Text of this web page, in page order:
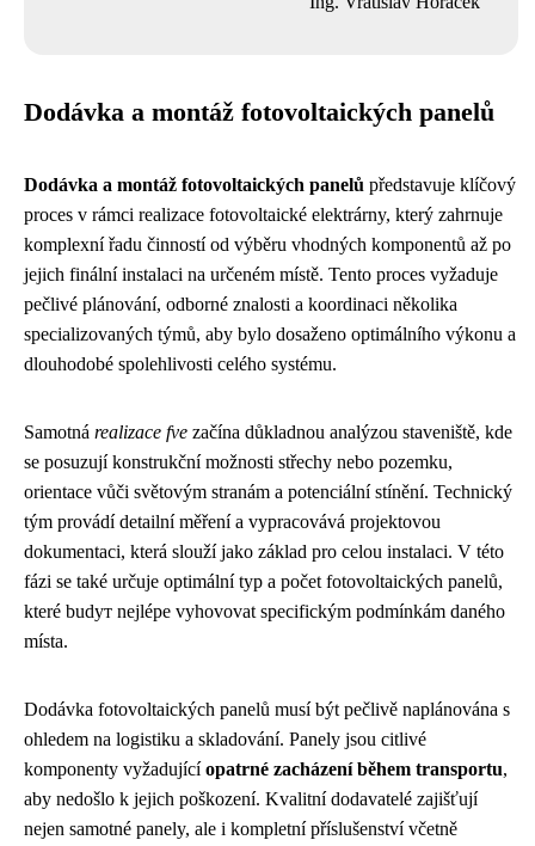
Dodávka a montáž fotovoltaických panelů
Dodávka a montáž fotovoltaických panelů představuje klíčový
proces v rámci realizace fotovoltaické elektrárny, který zahrnuje
komplexní řadu činností od výběru vhodných komponentů až po
jejich finální instalaci na určeném místě. Tento proces vyžaduje
pečlivé plánování, odborné znalosti a koordinaci několika
specializovaných týmů, aby bylo dosaženo optimálního výkonu a
dlouhodobé spolehlivosti celého systému.
Samotná realizace fve začína důkladnou analýzou staveniště, kde
se posuzují konstrukční možnosti střechy nebo pozemku,
orientace vůči světovým stranám a potenciální stínění. Technický
tým provádí detailní měření a vypracovává projektovou
dokumentaci, která slouží jako základ pro celou instalaci. V této
fázi se také určuje optimální typ a počet fotovoltaických panelů,
které budут nejlépe vyhovovat specifickým podmínkám daného
místa.
Dodávka fotovoltaických panelů musí být pečlivě naplánována s
ohledem na logistiku a skladování. Panely jsou citlivé
komponenty vyžadujícíopatrné zacházení během transportu,
aby nedošlo k jejich poškození. Kvalitní dodavatelé zajišťují
nejen samotné panely, ale i kompletní příslušenství včetně